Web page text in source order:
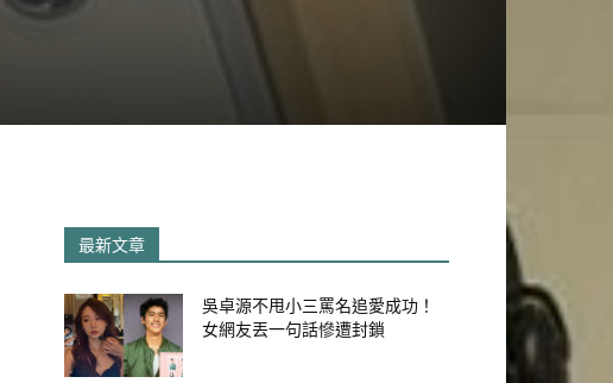
最新文章
吳卓源不甩小三罵名追愛成功！
女網友丟一句話慘遭封鎖